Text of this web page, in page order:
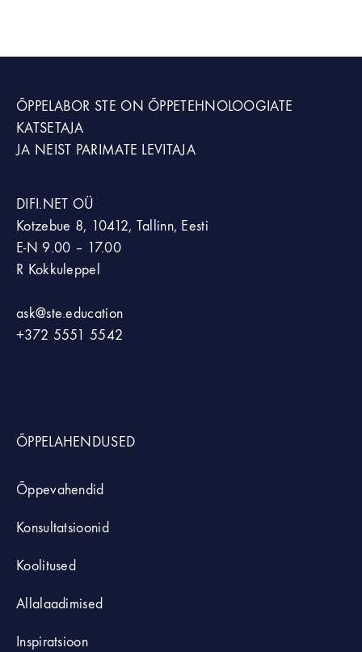
ÕPPELABOR STE ON ÕPPETEHNOLOOGIATE
KATSETAJA
JA NEIST PARIMATE LEVITAJA
DIFI.NET OÜ
Kotzebue 8, 10412, Tallinn, Eesti
E-N 9.00 – 17.00
R Kokkuleppel
ask@ste.education
+372 5551 5542
ÕPPELAHENDUSED
Õppevahendid
Konsultatsioonid
Koolitused
Allalaadimised
Inspiratsioon